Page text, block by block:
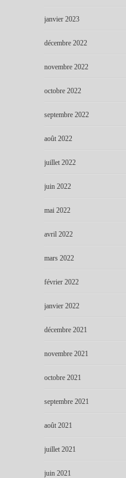
janvier 2023
décembre 2022
novembre 2022
octobre 2022
septembre 2022
août 2022
juillet 2022
juin 2022
mai 2022
avril 2022
mars 2022
février 2022
janvier 2022
décembre 2021
novembre 2021
octobre 2021
septembre 2021
août 2021
juillet 2021
juin 2021